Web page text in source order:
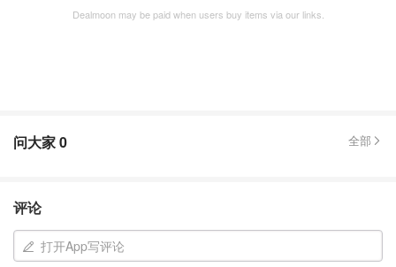
Dealmoon may be paid when users buy items via our links.
问大家0 全部
评论
打开App写评论